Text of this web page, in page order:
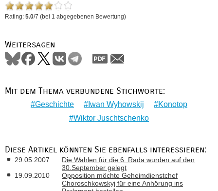
Rating: 5.0/7 (bei 1 abgegebenen Bewertung)
Weitersagen
Mit dem Thema verbundene Stichworte:
Geschichte Iwan Wyhowskij
Konotop
Wiktor Juschtschenko
Diese Artikel könnten Sie ebenfalls interessieren:
29.05.2007
Die Wahlen für die 6. Rada wurden auf den
30.September gelegt
19.09.2010
Opposition möchte Geheimdienstchef
Choroschkowskyj für eine Anhörung ins